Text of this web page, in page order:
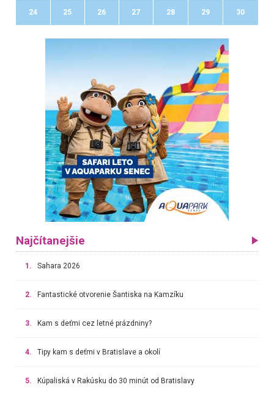
24 25 26 27 28 29 30
Najčítanejšie
1. Sahara 2026
2. Fantastické otvorenie Šantiska na Kamzíku
3. Kam s deťmi cez letné prázdniny?
4. Tipy kam s deťmi v Bratislave a okolí
5. Kúpaliská v Rakúsku do 30 minút od Bratislavy